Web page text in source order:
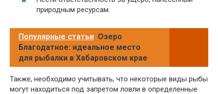
природным ресурсам.
Популярные статьи Озеро
Благодатное: идеальное место
для рыбалки в Хабаровском крае
Также, необходимо учитывать, что некоторые виды рыбы
могут находиться под запретом ловли в определенные